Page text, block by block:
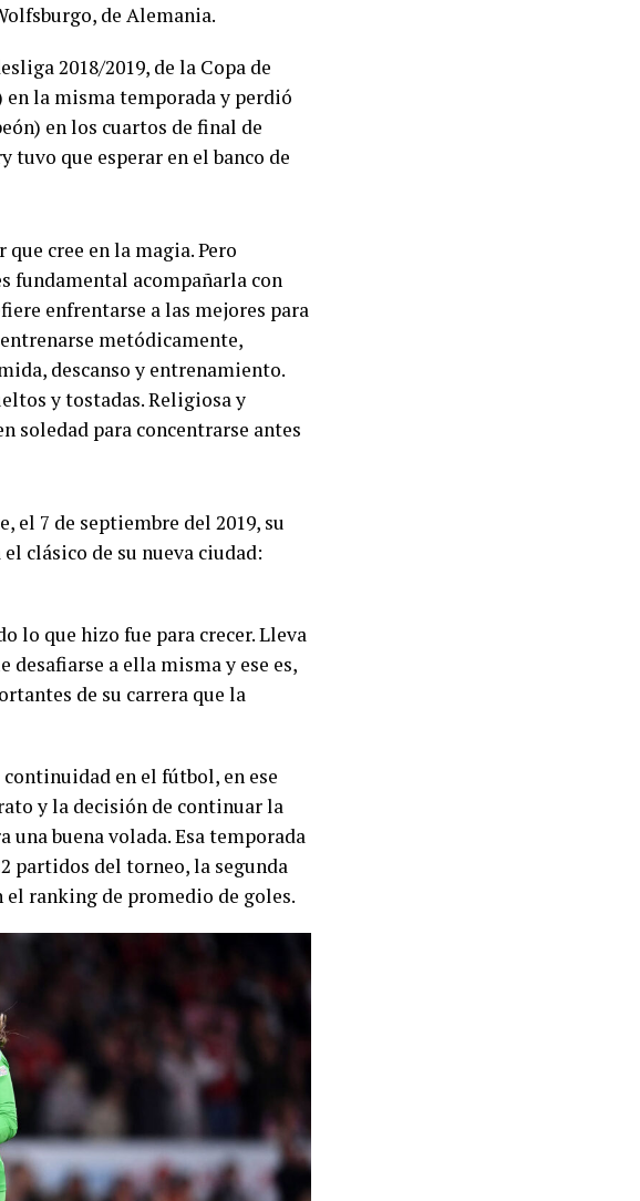
de Alemania.
2018/2019, de la Copa de
la misma temporada y perdió
en los cuartos de final de
tuvo que esperar en el banco de
cree en la magia. Pero
fundamental acompañarla con
enfrentarse a las mejores para
metódicamente,
descanso y entrenamiento.
y tostadas. Religiosa y
soledad para concentrarse antes
el 7 de septiembre del 2019, su
clásico de su nueva ciudad:
lo que hizo fue para crecer. Lleva
a ella misma y ese es,
de su carrera que la
en el fútbol, en ese
y la decisión de continuar la
buena volada. Esa temporada
partidos del torneo, la segunda
el ranking de promedio de goles.